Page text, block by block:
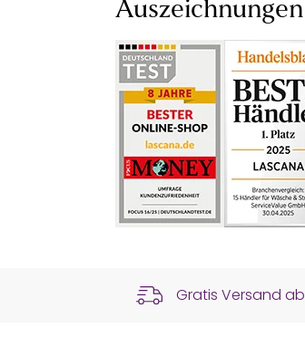
Auszeichnungen
Gratis Versand ab